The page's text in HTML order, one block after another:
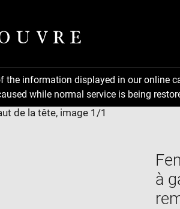
information displayed in our online
while normal service is being
à